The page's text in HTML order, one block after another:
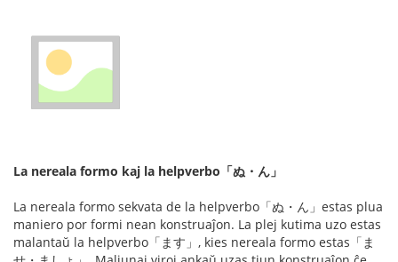
La nereala formo kaj la helpverbo「ぬ・ん」
La nereala formo sekvata de la helpverbo「ぬ・ん」estas plua
maniero por formi nean konstruaĵon. La plej kutima uzo estas
malantaŭ la helpverbo「ます」, kies nereala formo estas「ま